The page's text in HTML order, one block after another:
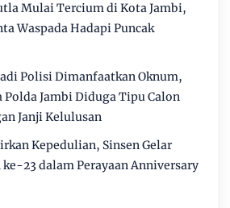
Mulai Tercium di Kota Jambi,
Waspada Hadapi Puncak
Polisi Dimanfaatkan Oknum,
Polda Jambi Diduga Tipu Calon
Janji Kelulusan
Kepedulian, Sinsen Gelar
23 dalam Perayaan Anniversary